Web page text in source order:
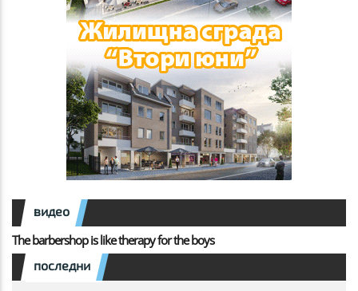
видео
The barbershop is like therapy for the boys
последни